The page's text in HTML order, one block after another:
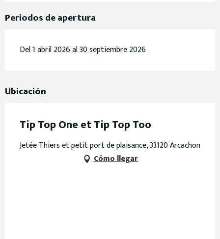
Periodos de apertura
Del 1 abril 2026 al 30 septiembre 2026
Ubicación
Tip Top One et Tip Top Too
Jetée Thiers et petit port de plaisance, 33120 Arcachon
Cómo llegar